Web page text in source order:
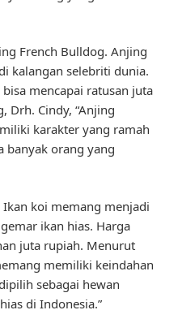
French Bulldog. Anjing
kalangan selebriti dunia.
mencapai ratusan juta
Drh. Cindy, “Anjing
karakter yang ramah
banyak orang yang
koi memang menjadi
ikan hias. Harga
juta rupiah. Menurut
memiliki keindahan
sebagai hewan
di Indonesia.”